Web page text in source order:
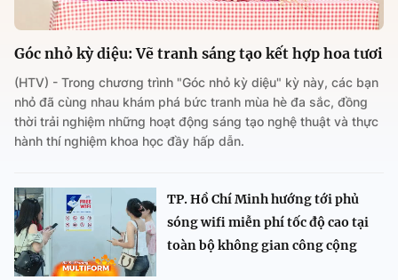
Góc nhỏ kỳ diệu: Vẽ tranh sáng tạo kết hợp hoa tươi
(HTV) - Trong chương trình "Góc nhỏ kỳ diệu" kỳ này, các bạn
nhỏ đã cùng nhau khám phá bức tranh mùa hè đa sắc, đồng
thời trải nghiệm những hoạt động sáng tạo nghệ thuật và thực
hành thí nghiệm khoa học đầy hấp dẫn.
TP. Hồ Chí Minh hướng tới phủ
sóng wifi miễn phí tốc độ cao tại
toàn bộ không gian công cộng